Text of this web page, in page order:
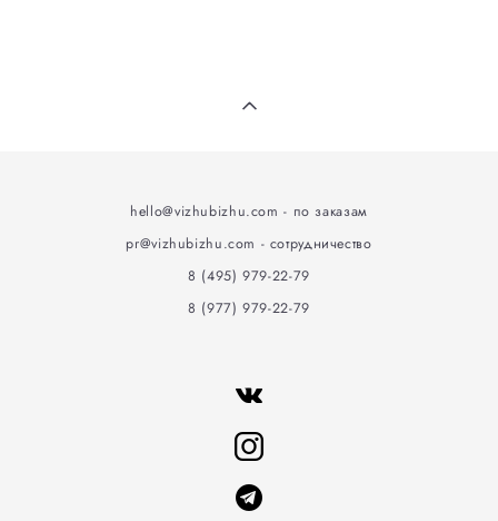
hello@vizhubizhu.com - по заказам
pr@vizhubizhu.com - сотрудничество
8 (495) 979-22-79
8 (977) 979-22-79